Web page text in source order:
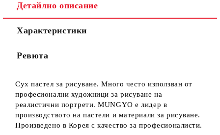
Детайлно описание
Характеристики
Ревюта
Сух пастел за рисуване. Много често използван от
професионални художници за рисуване на
реалистични портрети. MUNGYO е лидер в
производството на пастели и материали за рисуване.
Произведено в Корея с качество за професионалисти.